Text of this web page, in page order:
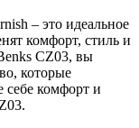
– это идеальное
комфорт, стиль и
CZ03, вы
которые
себе комфорт и